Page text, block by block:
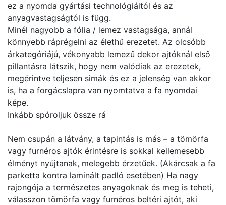
ez a nyomda gyártási technológiáitól és az
anyagvastagságtól is függ.
Minél nagyobb a fólia / lemez vastagsága, annál
könnyebb ráprégelni az élethű erezetet. Az olcsóbb
árkategóriájú, vékonyabb lemezű dekor ajtóknál első
pillantásra látszik, hogy nem valódiak az erezetek,
megérintve teljesen simák és ez a jelenség van akkor
is, ha a forgácslapra van nyomtatva a fa nyomdai
képe.
Inkább spóroljuk össze rá
Nem csupán a látvány, a tapintás is más – a tömörfa
vagy furnéros ajtók érintésre is sokkal kellemesebb
élményt nyújtanak, melegebb érzetűek. (Akárcsak a fa
parketta kontra laminált padló esetében) Ha nagy
rajongója a természetes anyagoknak és meg is teheti,
válasszon tömörfa vagy furnéros beltéri ajtót, aki